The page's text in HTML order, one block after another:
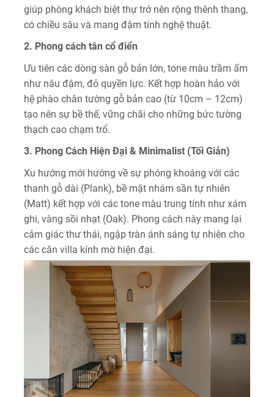
giúp phòng khách biệt thự trở nên rộng thênh thang,
có chiều sâu và mang đậm tính nghệ thuật.
2. Phong cách tân cổ điển
Ưu tiên các dòng sàn gỗ bản lớn, tone màu trầm ấm
như nâu đậm, đỏ quyền lực. Kết hợp hoàn hảo với
hệ phào chân tường gỗ bản cao (từ 10cm – 12cm)
tạo nên sự bề thế, vững chãi cho những bức tường
thạch cao chạm trổ.
3. Phong Cách Hiện Đại & Minimalist (Tối Giản)
Xu hướng mới hướng về sự phóng khoáng với các
thanh gỗ dài (Plank), bề mặt nhám sần tự nhiên
(Matt) kết hợp với các tone màu trung tính như xám
ghi, vàng sồi nhạt (Oak). Phong cách này mang lại
cảm giác thư thái, ngập tràn ánh sáng tự nhiên cho
các căn villa kính mờ hiện đại.